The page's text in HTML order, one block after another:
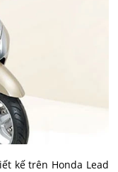
kế trên Honda Lead